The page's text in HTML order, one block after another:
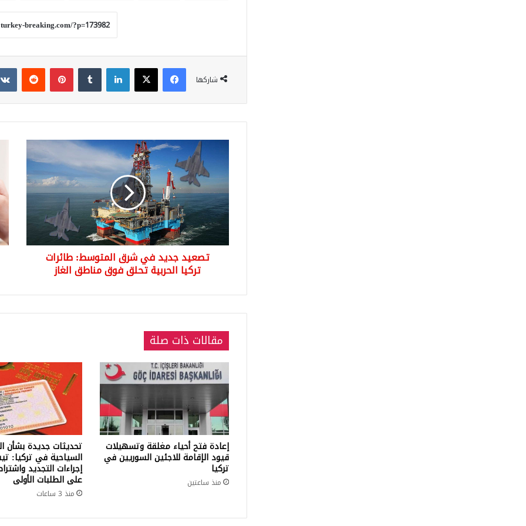
شاركها
فيسبوك‫X لينكدإن بينتيريست
في
شرق
المتوسط:
طائرات
تركيا
الحربية
تحلق
تصعيد جديد في شرق المتوسط: طائرات
تركيا الحربية تحلق فوق مناطق الغاز
مقالات ذات صلة
إعادة فتح أحياء مغلقة وتسهيلات
قيود الإقامة للاجئين السوريين في
تركيا
منذ ساعتين
تحديثات جديدة بشأن
السياحية في تركيا:
إجراءات التجديد
على الطلبات الأولى
منذ 3 ساعات